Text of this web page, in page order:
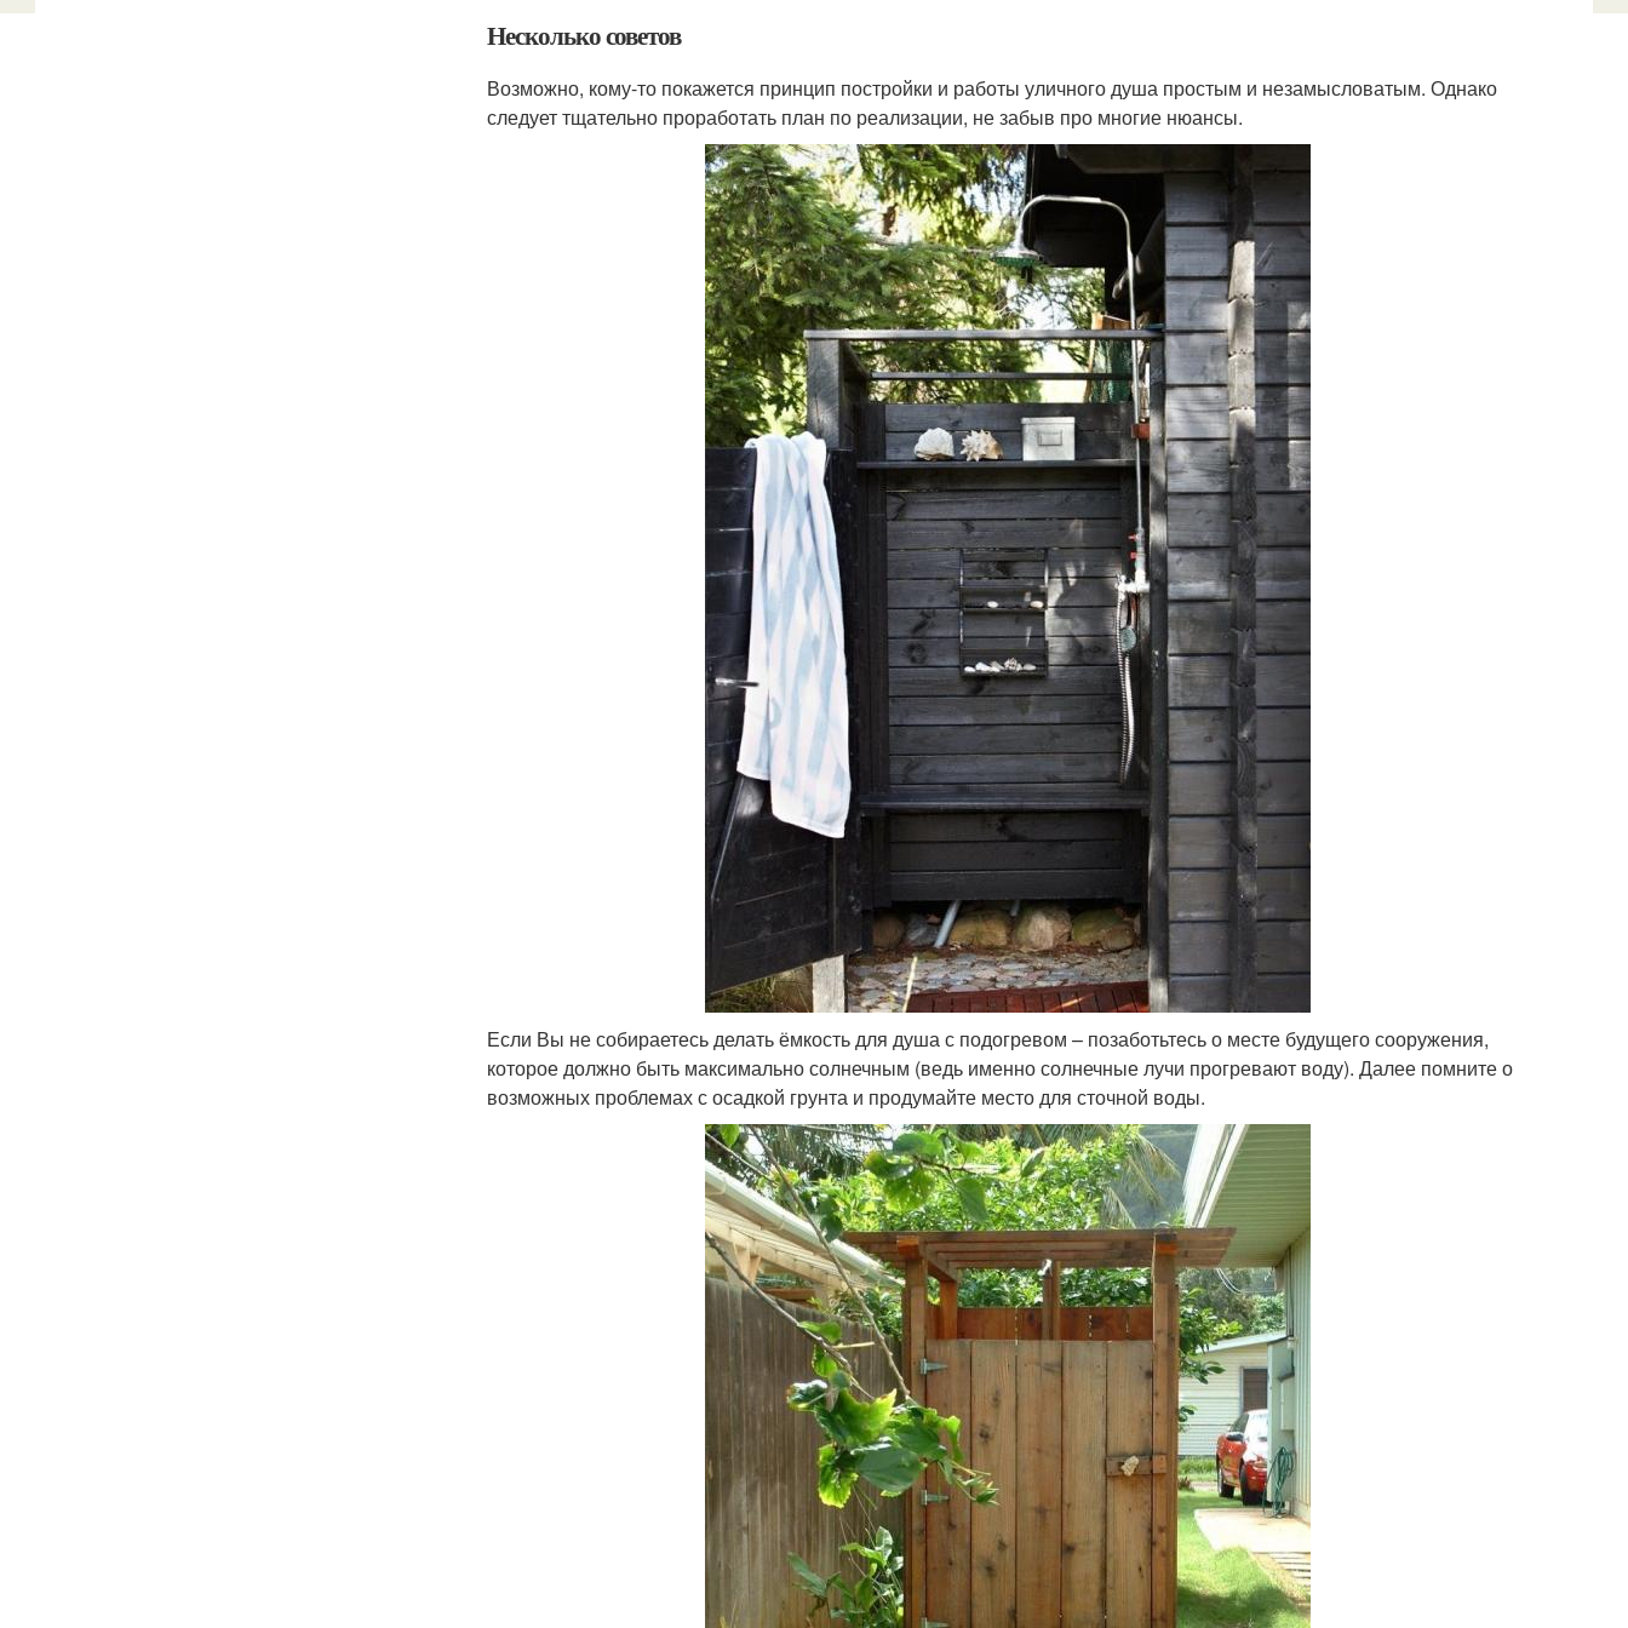
Несколько советов
Возможно, кому-то покажется принцип постройки и работы уличного душа простым и незамысловатым. Однако
следует тщательно проработать план по реализации, не забыв про многие нюансы.
Если Вы не собираетесь делать ёмкость для душа с подогревом – позаботьтесь о месте будущего сооружения,
которое должно быть максимально солнечным (ведь именно солнечные лучи прогревают воду). Далее помните о
возможных проблемах с осадкой грунта и продумайте место для сточной воды.